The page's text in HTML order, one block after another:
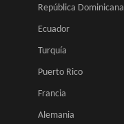
República Dominicana
Ecuador
Turquía
Puerto Rico
Francia
Alemania